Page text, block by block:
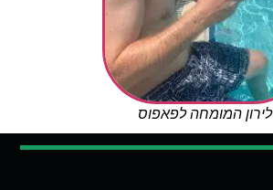
לירון המומחה לפאפוס